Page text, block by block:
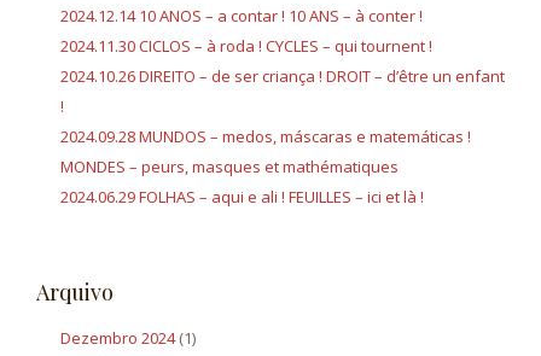
2024.12.14 10 ANOS – a contar ! 10 ANS – à conter !
2024.11.30 CICLOS – à roda ! CYCLES – qui tournent !
2024.10.26 DIREITO – de ser criança ! DROIT – d’être un enfant
!
2024.09.28 MUNDOS – medos, máscaras e matemáticas !
MONDES – peurs, masques et mathématiques
2024.06.29 FOLHAS – aqui e ali ! FEUILLES – ici et là !
Arquivo
Dezembro 2024(1)